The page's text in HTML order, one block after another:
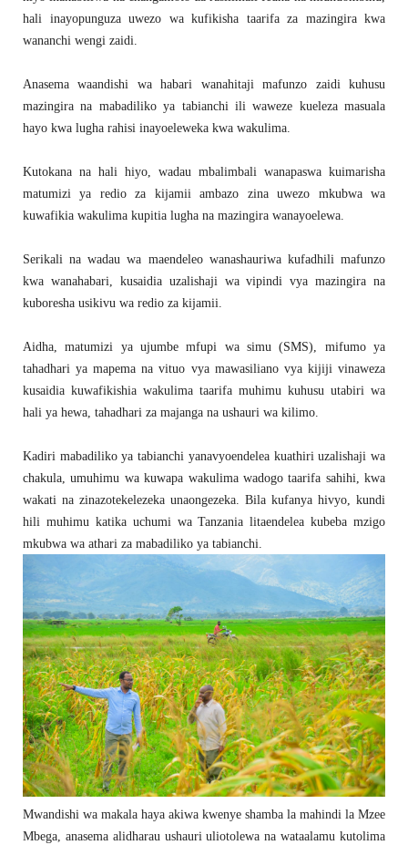
hali inayopunguza uwezo wa kufikisha taarifa za mazingira kwa
wananchi wengi zaidi.
Anasema waandishi wa habari wanahitaji mafunzo zaidi kuhusu
mazingira na mabadiliko ya tabianchi ili waweze kueleza masuala
hayo kwa lugha rahisi inayoeleweka kwa wakulima.
Kutokana na hali hiyo, wadau mbalimbali wanapaswa kuimarisha
matumizi ya redio za kijamii ambazo zina uwezo mkubwa wa
kuwafikia wakulima kupitia lugha na mazingira wanayoelewa.
Serikali na wadau wa maendeleo wanashauriwa kufadhili mafunzo
kwa wanahabari, kusaidia uzalishaji wa vipindi vya mazingira na
kuboresha usikivu wa redio za kijamii.
Aidha, matumizi ya ujumbe mfupi wa simu (SMS), mifumo ya
tahadhari ya mapema na vituo vya mawasiliano vya kijiji vinaweza
kusaidia kuwafikishia wakulima taarifa muhimu kuhusu utabiri wa
hali ya hewa, tahadhari za majanga na ushauri wa kilimo.
Kadiri mabadiliko ya tabianchi yanavyoendelea kuathiri uzalishaji wa
chakula, umuhimu wa kuwapa wakulima wadogo taarifa sahihi, kwa
wakati na zinazotekelezeka unaongezeka. Bila kufanya hivyo, kundi
hili muhimu katika uchumi wa Tanzania litaendelea kubeba mzigo
mkubwa wa athari za mabadiliko ya tabianchi.
Mwandishi wa makala haya akiwa kwenye shamba la mahindi la Mzee
Mbega, anasema alidharau ushauri uliotolewa na wataalamu kutolima